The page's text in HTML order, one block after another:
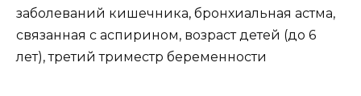
заболеваний кишечника, бронхиальная астма,
связанная с аспирином, возраст детей (до 6
лет), третий триместр беременности